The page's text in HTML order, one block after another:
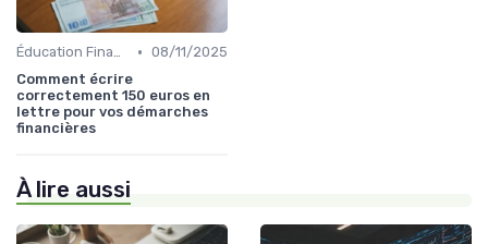
Éducation Financière • 08/11/2025
Comment écrire
correctement 150 euros en
lettre pour vos démarches
financières
À lire aussi